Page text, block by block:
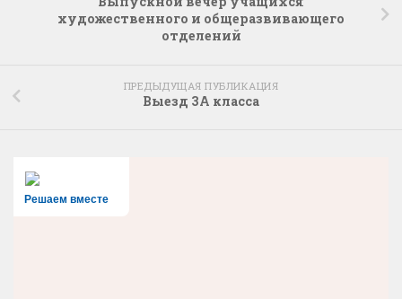
художественного и общеразвивающего
отделений
ПРЕДЫДУЩАЯ ПУБЛИКАЦИЯ
Выезд 3А класса
Решаем вместе